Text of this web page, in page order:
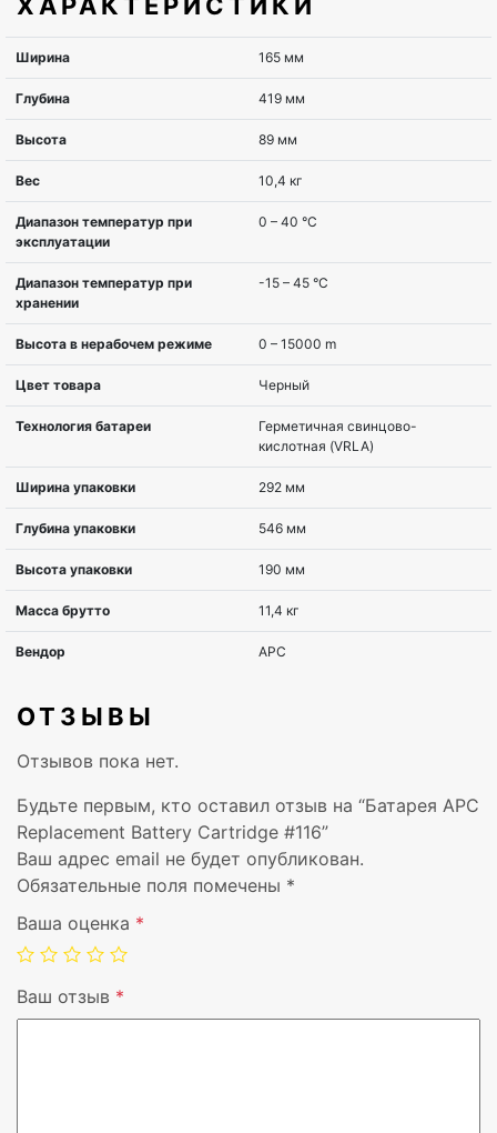
Ширина
Глубина
Высота 89 мм
эксплуатации
Диапазон температур при
хранении
Цвет товара
Технология батареи
Герметичная
ОТЗЫВЫ
Отзывов пока нет.
Будьте первым, кто оставил отзыв на “Батарея APC
Replacement Battery Cartridge #116”
Ваш адрес email не будет опубликован.
Обязательные поля помечены *
Ваша оценка *
Ваш отзыв *